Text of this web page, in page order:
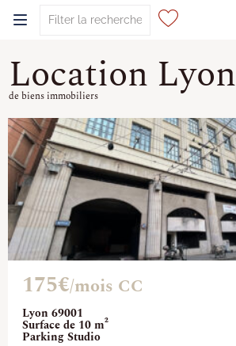
Location Lyon
de biens immobiliers
Lyon 69001
Surface de 10 m²
Parking Studio
175€/mois CC